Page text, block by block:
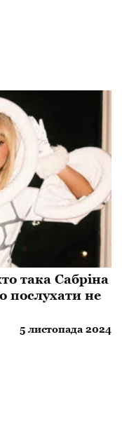
така Сабріна
послухати не
5 листопада 2024